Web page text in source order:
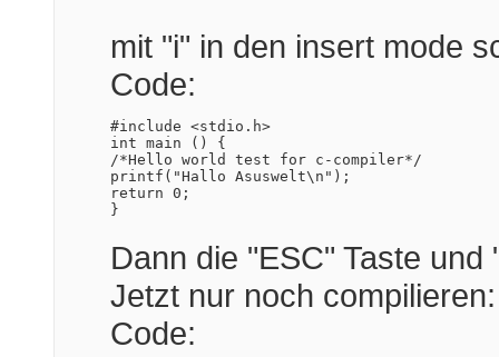
mit "i" in den insert mode
Code:
#include <stdio.h>
int main () {
/*Hello world test for c-compiler*/
printf("Hallo Asuswelt\n");
return 0;
}
Dann die "ESC" Taste
Jetzt nur noch compilieren:
Code: